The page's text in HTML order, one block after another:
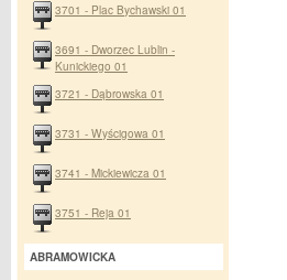
3701 - Plac Bychawski 01
3691 - Dworzec Lublin -
Kunickiego 01
3721 - Dąbrowska 01
3731 - Wyścigowa 01
3741 - Mickiewicza 01
3751 - Reja 01
ABRAMOWICKA